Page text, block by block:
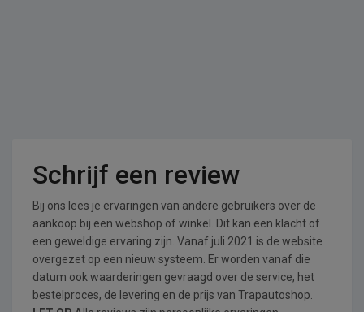
Schrijf een review
Bij ons lees je ervaringen van andere gebruikers over de
aankoop bij een webshop of winkel. Dit kan een klacht of
een geweldige ervaring zijn. Vanaf juli 2021 is de website
overgezet op een nieuw systeem. Er worden vanaf die
datum ook waarderingen gevraagd over de service, het
bestelproces, de levering en de prijs van Trapautoshop.